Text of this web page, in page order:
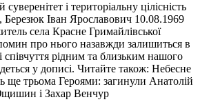
і територіальну цілісність
Березюк Іван Ярославович 10.08.1969
села Красне Гримайлівської
про нього назавжди залишиться в
рідним та близьким нашого
у дописі. Читайте також: Небесне
ще трьома Героями: загинули Анатолій
і Захар Венчур